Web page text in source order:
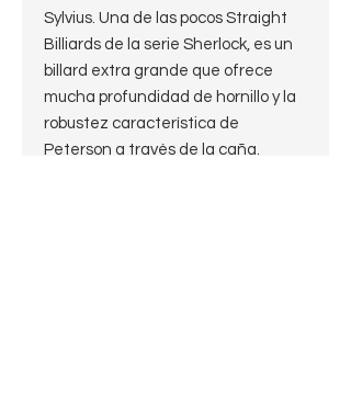
Sylvius. Una de las pocos Straight
Billiards de la serie Sherlock, es un
billard extra grande que ofrece
mucha profundidad de hornillo y la
robustez característica de
Peterson a través de la caña.